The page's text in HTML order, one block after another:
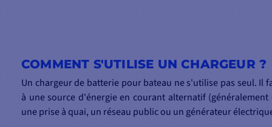
COMMENT S'UTILISE UN CHARGEUR ?
Un chargeur de batterie pour bateau ne s'utilise pas seul. Il
à une source d'énergie en courant alternatif (généralement
une prise à quai, un réseau public ou un générateur